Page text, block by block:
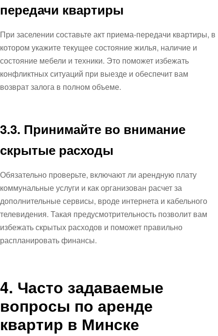
передачи квартиры
При заселении составьте акт приема-передачи квартиры, в
котором укажите текущее состояние жилья, наличие и
состояние мебели и техники. Это поможет избежать
конфликтных ситуаций при выезде и обеспечит вам
возврат залога в полном объеме.
3.3. Принимайте во внимание
скрытые расходы
Обязательно проверьте, включают ли арендную плату
коммунальные услуги и как организован расчет за
дополнительные сервисы, вроде интернета и кабельного
телевидения. Такая предусмотрительность позволит вам
избежать скрытых расходов и поможет правильно
распланировать финансы.
4. Часто задаваемые
вопросы по аренде
квартир в Минске